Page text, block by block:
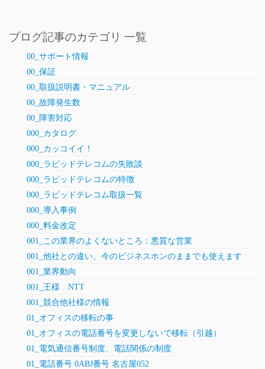
ブログ記事のカテゴリ 一覧
00_サポート情報
00_保証
00_取扱説明書・マニュアル
00_故障発生数
00_障害対応
000_カタログ
000_カッコイイ！
000_ラピッドテレコムの失敗談
000_ラピッドテレコムの特徴
000_ラピッドテレコム取扱一覧
000_導入事例
000_料金改定
001_この業界のよくないところ：悪質な営業
001_他社との違い、今のビジネスホンのままでも使えます
001_業界動向
001_王様 NTT
001_競合他社様の情報
01_オフィスの移転の事
01_オフィスの電話番号を変更しないで移転（引越）
01_電気通信番号制度、電話関係の制度
01_電話番号 0ABJ番号 名古屋052